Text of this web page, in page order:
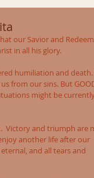
our Savior and
in all his glory.
humiliation and death.
from our sins. But
might be
Victory and triumph are
another life after our
and all tears and